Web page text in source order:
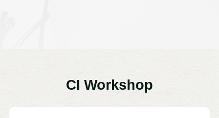
CI Workshop